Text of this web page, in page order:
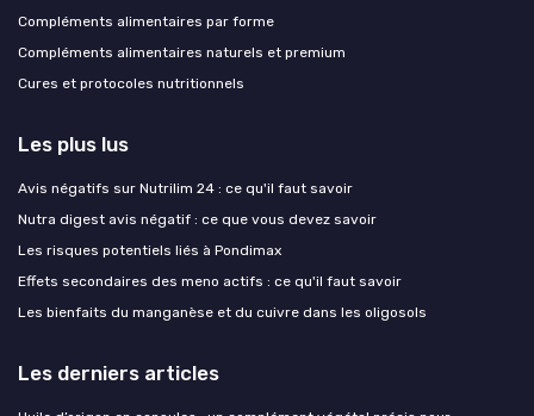
Compléments alimentaires par forme
Compléments alimentaires naturels et premium
Cures et protocoles nutritionnels
Les plus lus
Avis négatifs sur Nutrilim 24 : ce qu'il faut savoir
Nutra digest avis négatif : ce que vous devez savoir
Les risques potentiels liés à Pondimax
Effets secondaires des meno actifs : ce qu'il faut savoir
Les bienfaits du manganèse et du cuivre dans les oligosols
Les derniers articles